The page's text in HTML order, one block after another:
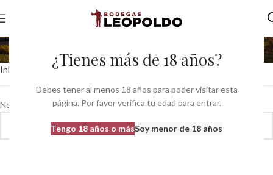
¿Tienes más de 18 años?
Debes tener al menos 18 años para poder visitar esta
página. Por favor verifica tu edad para entrar.
Tengo 18 años o másSoy menor de 18 años
sistema solera
Inicio Productos etiquetados “sistema solera”
No se han encontrado productos que coincidan con tu selección.